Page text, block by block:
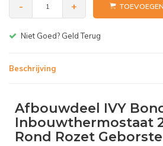
- +
Gratis bezorgen v.a. € 150,-(NL)
Beschrijving
Afbouwdeel IVY
Inbouwthermostaat
Rond Rozet